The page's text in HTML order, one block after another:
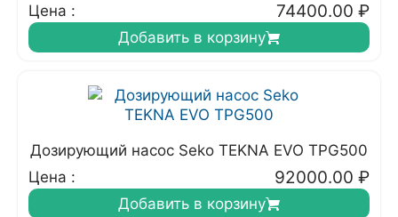
Цена :
74400.00 ₽
Добавить в корзину
Дозирующий насос Seko TEKNA EVO TPG500
Цена :
92000.00 ₽
Добавить в корзину